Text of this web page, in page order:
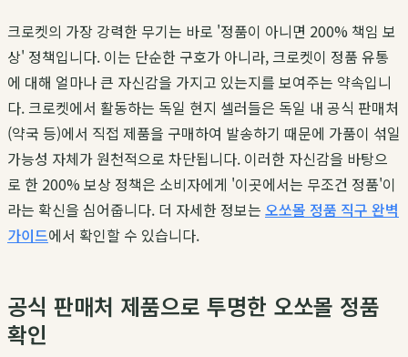
크로켓의 가장 강력한 무기는 바로 '정품이 아니면 200% 책임 보
상' 정책입니다. 이는 단순한 구호가 아니라, 크로켓이 정품 유통
에 대해 얼마나 큰 자신감을 가지고 있는지를 보여주는 약속입니
다. 크로켓에서 활동하는 독일 현지 셀러들은 독일 내 공식 판매처
(약국 등)에서 직접 제품을 구매하여 발송하기 때문에 가품이 섞일
가능성 자체가 원천적으로 차단됩니다. 이러한 자신감을 바탕으
로 한 200% 보상 정책은 소비자에게 '이곳에서는 무조건 정품'이
라는 확신을 심어줍니다. 더 자세한 정보는 오쏘몰 정품 직구 완벽
가이드에서 확인할 수 있습니다.
공식 판매처 제품으로 투명한 오쏘몰 정품
확인